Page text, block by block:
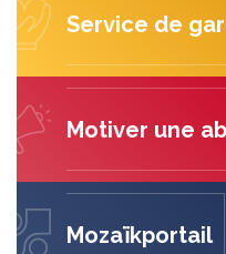
Service de
Motiver une
Mozaïkportail